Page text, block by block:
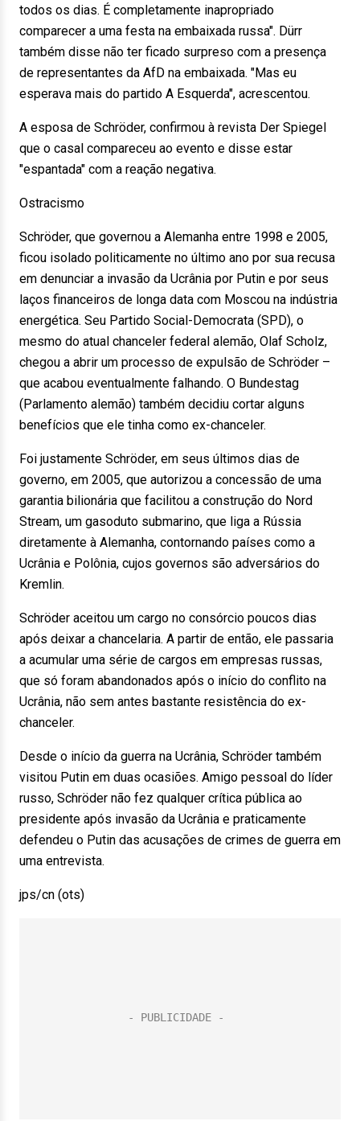
todos os dias. É completamente inapropriado
comparecer a uma festa na embaixada russa". Dürr
também disse não ter ficado surpreso com a presença
de representantes da AfD na embaixada. "Mas eu
esperava mais do partido A Esquerda", acrescentou.
A esposa de Schröder, confirmou à revista Der Spiegel
que o casal compareceu ao evento e disse estar
"espantada" com a reação negativa.
Ostracismo
Schröder, que governou a Alemanha entre 1998 e 2005,
ficou isolado politicamente no último ano por sua recusa
em denunciar a invasão da Ucrânia por Putin e por seus
laços financeiros de longa data com Moscou na indústria
energética. Seu Partido Social-Democrata (SPD), o
mesmo do atual chanceler federal alemão, Olaf Scholz,
chegou a abrir um processo de expulsão de Schröder –
que acabou eventualmente falhando. O Bundestag
(Parlamento alemão) também decidiu cortar alguns
benefícios que ele tinha como ex-chanceler.
Foi justamente Schröder, em seus últimos dias de
governo, em 2005, que autorizou a concessão de uma
garantia bilionária que facilitou a construção do Nord
Stream, um gasoduto submarino, que liga a Rússia
diretamente à Alemanha, contornando países como a
Ucrânia e Polônia, cujos governos são adversários do
Kremlin.
Schröder aceitou um cargo no consórcio poucos dias
após deixar a chancelaria. A partir de então, ele passaria
a acumular uma série de cargos em empresas russas,
que só foram abandonados após o início do conflito na
Ucrânia, não sem antes bastante resistência do ex-
chanceler.
Desde o início da guerra na Ucrânia, Schröder também
visitou Putin em duas ocasiões. Amigo pessoal do líder
russo, Schröder não fez qualquer crítica pública ao
presidente após invasão da Ucrânia e praticamente
defendeu o Putin das acusações de crimes de guerra em
uma entrevista.
jps/cn (ots)